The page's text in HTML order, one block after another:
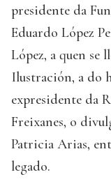
presidente da
Eduardo López
López, a quen se
Ilustración, a do
expresidente da
Freixanes, o
Patricia Arias,
legado.